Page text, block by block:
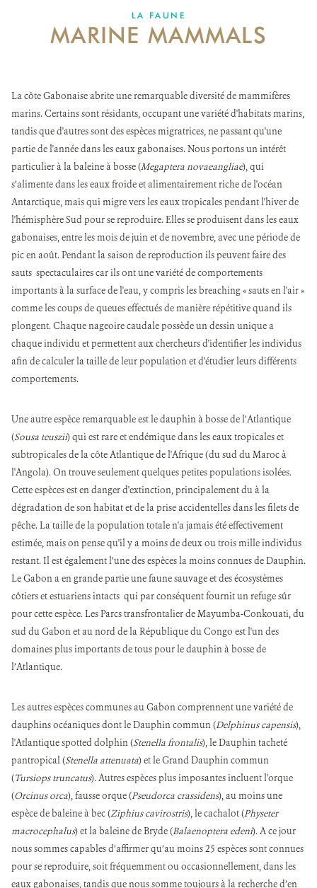
DONNER
LA FAUNE
MARINE MAMMALS
La côte Gabonaise abrite une remarquable diversité de mammifères
marins. Certains sont résidants, occupant une variété d'habitats marins,
tandis que d'autres sont des espèces migratrices, ne passant qu'une
partie de l'année dans les eaux gabonaises. Nous portons un intérêt
particulier à la baleine à bosse (Megaptera novaeangliae), qui
s’alimente dans les eaux froide et alimentairement riche de l'océan
Antarctique, mais qui migre vers les eaux tropicales pendant l'hiver de
l'hémisphère Sud pour se reproduire. Elles se produisent dans les eaux
gabonaises, entre les mois de juin et de novembre, avec une période de
pic en août. Pendant la saison de reproduction ils peuvent faire des
sauts spectaculaires car ils ont une variété de comportements
importants à la surface de l'eau, y compris les breaching « sauts en l'air »
comme les coups de queues effectués de manière répétitive quand ils
plongent. Chaque nageoire caudale possède un dessin unique a
chaque individu et permettent aux chercheurs d'identifier les individus
afin de calculer la taille de leur population et d'étudier leurs différents
comportements.
Une autre espèce remarquable est le dauphin à bosse de l’Atlantique
(Sousa teuszii) qui est rare et endémique dans les eaux tropicales et
subtropicales de la côte Atlantique de l'Afrique (du sud du Maroc à
l'Angola). On trouve seulement quelques petites populations isolées.
Cette espèces est en danger d'extinction, principalement du à la
dégradation de son habitat et de la prise accidentelles dans les filets de
pêche. La taille de la population totale n'a jamais été effectivement
estimée, mais on pense qu'il y a moins de deux ou trois mille individus
restant. Il est également l’une des espèces la moins connues de Dauphin.
Le Gabon a en grande partie une faune sauvage et des écosystèmes
côtiers et estuariens intacts qui par conséquent fournit un refuge sûr
pour cette espèce. Les Parcs transfrontalier de Mayumba-Conkouati, du
sud du Gabon et au nord de la République du Congo est l'un des
domaines plus importants de tous pour le dauphin à bosse de
l’Atlantique.
Les autres espèces communes au Gabon comprennent une variété de
dauphins océaniques dont le Dauphin commun (Delphinus capensis),
l'Atlantique spotted dolphin (Stenella frontalis), le Dauphin tacheté
pantropical (Stenella attenuata) et le Grand Dauphin commun
(Tursiops truncatus). Autres espèces plus imposantes incluent l'orque
(Orcinus orca), fausse orque (Pseudorca crassidens), au moins une
espèce de baleine à bec (Ziphius cavirostris), le cachalot (Physeter
macrocephalus) et la baleine de Bryde (Balaenoptera edeni). A ce jour
nous sommes capables d’affirmer qu’au moins 25 espèces sont connues
pour se reproduire, soit fréquemment ou occasionnellement, dans les
eaux gabonaises, tandis que nous somme toujours à la recherche d’en